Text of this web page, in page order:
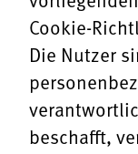
Cookie-
Die Nutzer
beschafft,